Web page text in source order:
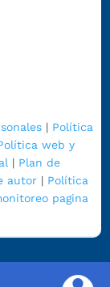
| Política
web y
| Plan de
autor| Política
pagina